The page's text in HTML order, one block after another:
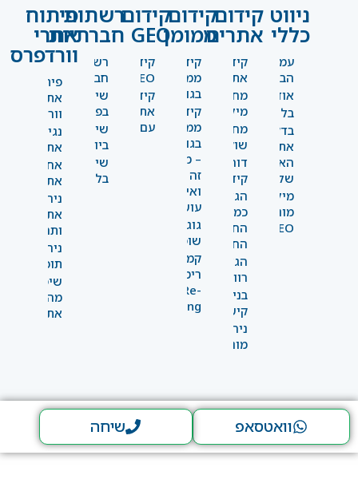
ניווט
כללי
עמוד
הבית
אודות
בלוג
בדקו
את
האתר
שלכם
מילון
מונחים
SEO
קידום
אתרים
קידום
אתרים
מחקר
מילים
מחקר
שוק
דוחות
קידום
הגדלת
כמות
החשיפה
החודשית
הגדלת
רווחים
בניית
קישורים
ניהול
מוניטין
קידום
ממומן
קידום
ממומן
בגוגל
קידום
ממומן
בגוגל
– מה
זה
ואיך
עושים
גוגל
שופינג
קמפיין
רימרקטינג-
Re-
Marketing
קידום
GEO
קידום
GEO
קידום
אתרים
עם AI
רשתות
חברתיות
רשתות
חברתיות
שיווק
בפייסבוק
שיווק
ביוטיוב
שיווק
בלינקדאין
פיתוח
אתרי
וורדפרס
פיתוח
אתרי
וורדפרס
נגישות
אתרים
אחסון
אתרים
ניהול
אתרים
ותחזוקה
ניהול
תוכן
שיפור
מהירות
אתר
וואטסאפ שיחה